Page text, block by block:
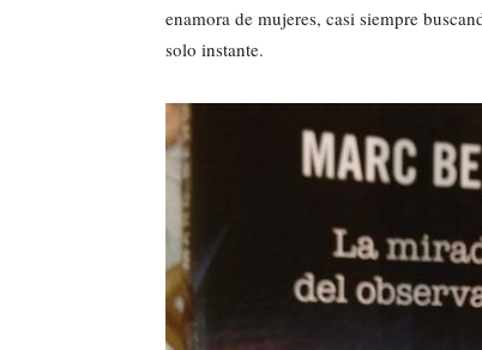
enamora de mujeres, casi siempre
solo instante.